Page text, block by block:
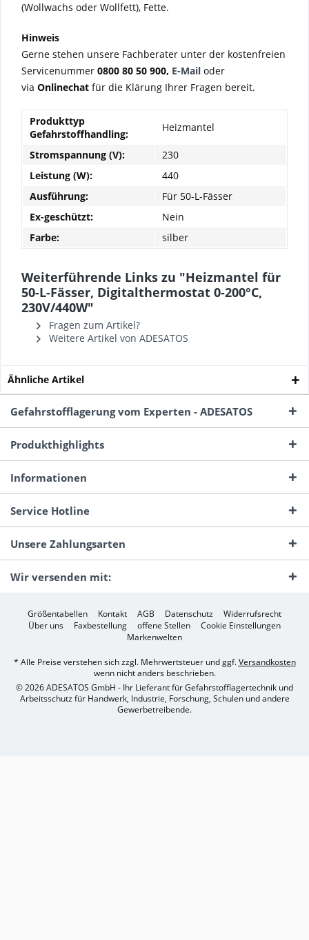
(Wollwachs oder Wollfett), Fette.
Hinweis
Gerne stehen unsere Fachberater unter der kostenfreien
Servicenummer 0800 80 50 900, E-Mail oder
via Onlinechat für die Klärung Ihrer Fragen bereit.
Produkttyp
Gefahrstoffhandling:
Heizmantel
Stromspannung (V):
230
Leistung (W):
440
Ausführung:
Für 50-L-Fässer
Ex-geschützt:
Nein
Farbe:
silber
Weiterführende Links zu "Heizmantel für
50-L-Fässer, Digitalthermostat 0-200°C,
230V/440W"
Fragen zum Artikel?
Weitere Artikel von ADESATOS
Ähnliche Artikel
Gefahrstofflagerung vom Experten - ADESATOS
Produkthighlights
Informationen
Service Hotline
Unsere Zahlungsarten
Wir versenden mit:
Größentabellen Kontakt AGB Datenschutz
Widerrufsrecht
Über uns
Faxbestellung offene Stellen
Cookie Einstellungen
Markenwelten
* Alle Preise verstehen sich zzgl. Mehrwertsteuer und ggf.Versandkosten
wenn nicht anders beschrieben.
© 2026 ADESATOS GmbH - Ihr Lieferant für Gefahrstofflagertechnik und
Arbeitsschutz für Handwerk, Industrie, Forschung, Schulen und andere
Gewerbetreibende.